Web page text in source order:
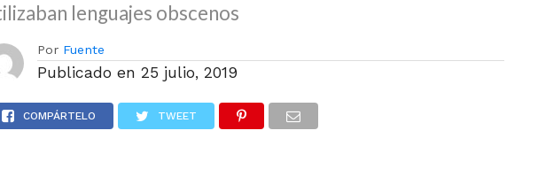
lenguajes obscenos
Por Fuente
Publicado en 25 julio, 2019
COMPÁRTELO TWEET